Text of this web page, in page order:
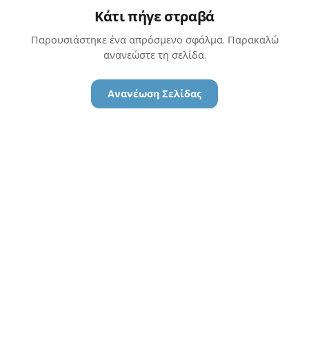
Κάτι πήγε στραβά
Παρουσιάστηκε ένα απρόσμενο σφάλμα. Παρακαλώ
ανανεώστε τη σελίδα.
Ανανέωση Σελίδας